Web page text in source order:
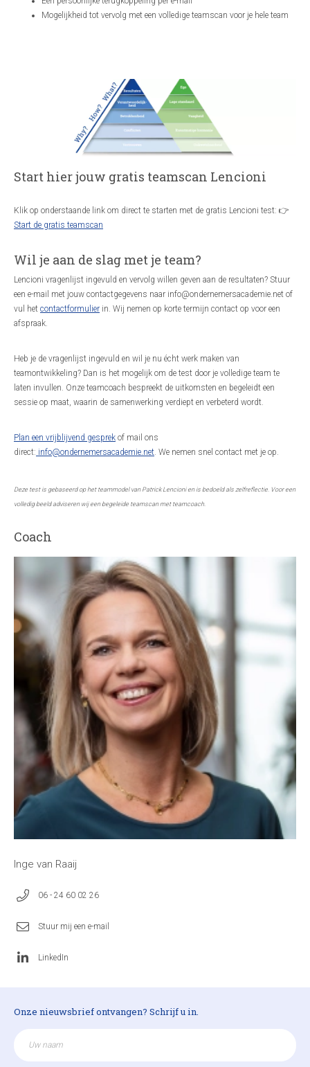
Mogelijkheid tot vervolg met een volledige teamscan voor je hele team
Start hier jouw gratis teamscan Lencioni
Klik op onderstaande link om direct te starten met de gratis Lencioni test: 👉
Start de gratis teamscan
Wil je aan de slag met je team?
Lencioni vragenlijst ingevuld en vervolg willen geven aan de resultaten? Stuur
een e-mail met jouw contactgegevens naar info@ondernemersacademie.net of
vul het contactformulier in. Wij nemen op korte termijn contact op voor een
afspraak.
Heb je de vragenlijst ingevuld en wil je nu écht werk maken van
teamontwikkeling? Dan is het mogelijk om de test door je volledige team te
laten invullen. Onze teamcoach bespreekt de uitkomsten en begeleidt een
sessie op maat, waarin de samenwerking verdiept en verbeterd wordt.
Plan een vrijblijvend gesprek of mail ons
direct: info@ondernemersacademie.net. We nemen snel contact met je op.
Deze test is gebaseerd op het teammodel van Patrick Lencioni en is bedoeld als zelfreflectie. Voor een
volledig beeld adviseren wij een begeleide teamscan met teamcoach.
Coach
Inge van Raaij
06 - 24 60 02 26
Stuur mij een e-mail
LinkedIn
Onze nieuwsbrief ontvangen? Schrijf u in.